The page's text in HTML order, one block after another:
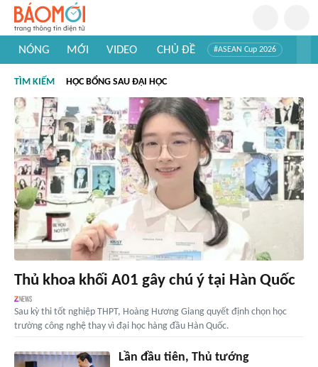
NÓNG MỚI VIDEO CHỦ ĐỀ #ASEAN Cup 2026
#Khám phá thế giới
TÌM KIẾM HỌC BỔNG SAU ĐẠI HỌC
Thủ khoa khối A01 gây chú ý tại Hàn Quốc
Sau kỳ thi tốt nghiệp THPT, Hoàng Hương Giang quyết định chọn học
trường công nghệ thay vì đại học hàng đầu Hàn Quốc.
Lần đầu tiên, Thủ tướng